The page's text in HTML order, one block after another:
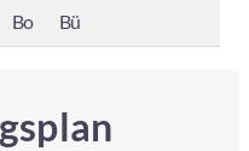
Bo Bü